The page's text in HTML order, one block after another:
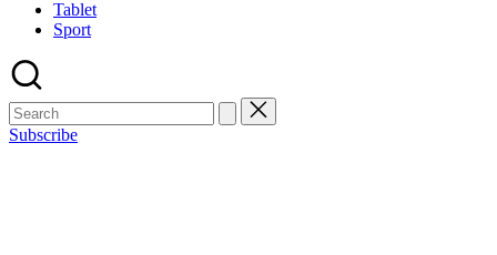
Tablet
Sport
Subscribe